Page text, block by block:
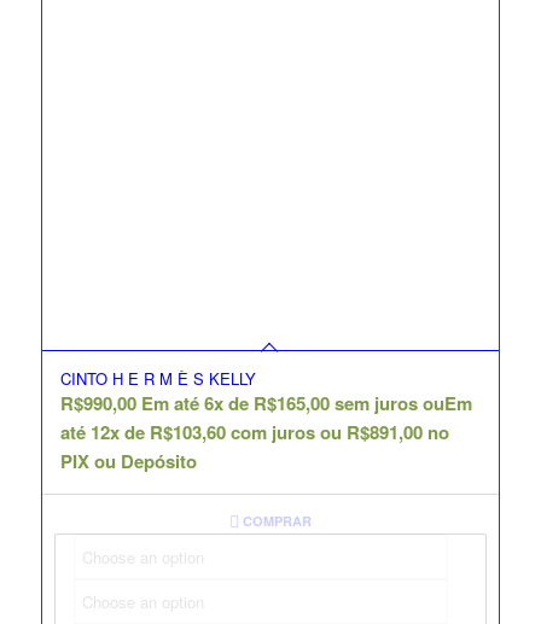
CINTO H E R M È S KELLY
R$990,00 Em até 6x de R$165,00sem juros ouEm
até 12x de R$103,60com juros ou R$891,00 no
PIX ou Depósito
COMPRAR